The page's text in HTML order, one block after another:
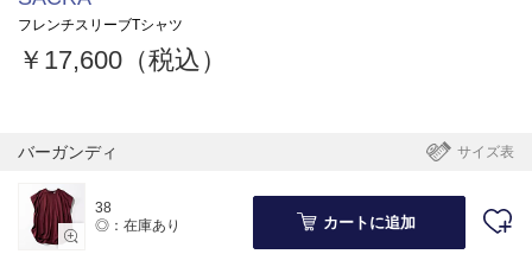
フレンチスリーブTシャツ
￥17,600（税込）
サイズ表
バーガンディ
38
◎：在庫あり
カートに追加